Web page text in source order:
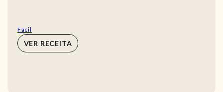
Fácil
VER RECEITA